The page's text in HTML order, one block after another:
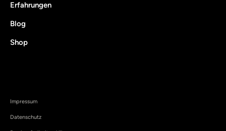
Erfahrungen
Blog
Shop
Impressum
Datenschutz